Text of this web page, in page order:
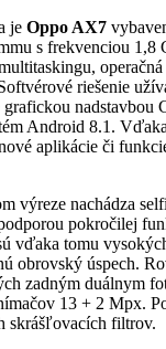
je Oppo AX7
s frekvenciou 1,8
riešenie
nadstavbou
Android 8.1.
aplikácie či
výreze nachádza
pokročilej
vďaka tomu
obrovský úspech.
zadným duálnym
13 + 2 Mpx.
skrášľovacích filtrov.